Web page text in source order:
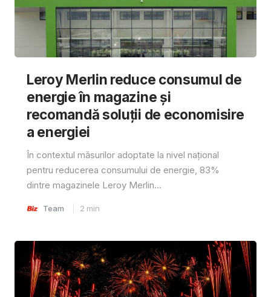
Leroy Merlin reduce consumul de
energie în magazine și
recomandă soluții de economisire
a energiei
În contextul măsurilor adoptate la nivel național
pentru reducerea consumului de energie, 83%
dintre magazinele Leroy Merlin...
Team 2 min